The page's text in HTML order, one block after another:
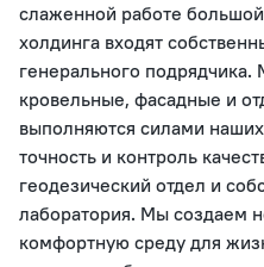
слаженной работе
холдинга входят
генерального
кровельные, фасадные и
выполняются силами
точность и контроль
геодезический отдел и
лаборатория. Мы создаем
комфортную среду для